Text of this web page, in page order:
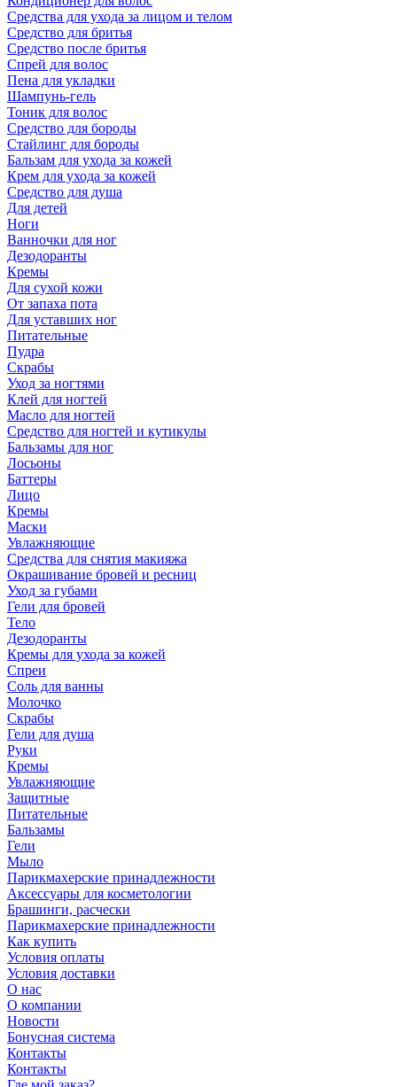
Средства для ухода за лицом и телом
Средство для бритья
Средство после бритья
Спрей для волос
Пена для укладки
Шампунь-гель
Тоник для волос
Средство для бороды
Стайлинг для бороды
Бальзам для ухода за кожей
Крем для ухода за кожей
Средство для душа
Для детей
Ноги
Ванночки для ног
Дезодоранты
Кремы
Для сухой кожи
От запаха пота
Для уставших ног
Питательные
Пудра
Скрабы
Уход за ногтями
Клей для ногтей
Масло для ногтей
Средство для ногтей и кутикулы
Бальзамы для ног
Лосьоны
Баттеры
Лицо
Кремы
Маски
Увлажняющие
Средства для снятия макияжа
Окрашивание бровей и ресниц
Уход за губами
Гели для бровей
Тело
Дезодоранты
Кремы для ухода за кожей
Спреи
Соль для ванны
Молочко
Скрабы
Гели для душа
Руки
Кремы
Увлажняющие
Защитные
Питательные
Бальзамы
Гели
Мыло
Парикмахерские принадлежности
Аксессуары для косметологии
Брашинги, расчески
Парикмахерские принадлежности
Как купить
Условия оплаты
Условия доставки
О нас
О компании
Новости
Бонусная система
Контакты
Контакты